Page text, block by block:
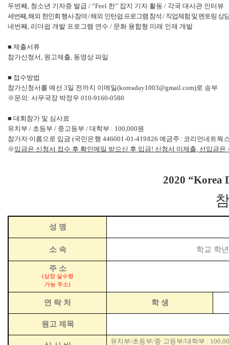
두번째, 청소년 기자증 발급 / “Feel 한” 잡지 기자 활동 / 각국 대사관 인터뷰
세번째,해외 한인회 행사 참여/해외 인턴쉽 프로그램 참석/ 직업체험 및 멘토링 상
네번째, 리더쉽 개발 프로그램 연수 / 문화 융합형 미래 인재 개발
■ 제출서류
참가신청서, 원고제출, 동영상 파일
■ 접수방법
참가신청서를 예선 3일 전까지 이메일(koreaday1003@gmail.com)로 송부
※ 문의 : 사무국장 박정우 010-9160-0580
■ 대회참가 및 심사료
유치부 / 초등부 / 중고등부 / 대학부 : 100,000원
참가자 이름으로 입금 (국민은행 446001-01-419826예금주 : 코리언네트웍
※ 입금은 신청서 접수 후 확인메일 받으신 후 입금! 신청서 미제출, 선입금은
2020 “Korea
성 명
소 속 학교 학년
주 소
(상장 실수령
가능 주소)
연 락 처 학 생
원고 제목
유치부/초등부/중·고등부/대학부 :